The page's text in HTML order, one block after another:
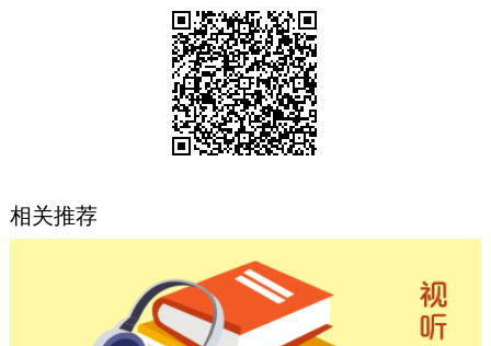
法人服务
利企服务
中介服务
12345网上接诉即办 我要咨询 我要建议
相关推荐